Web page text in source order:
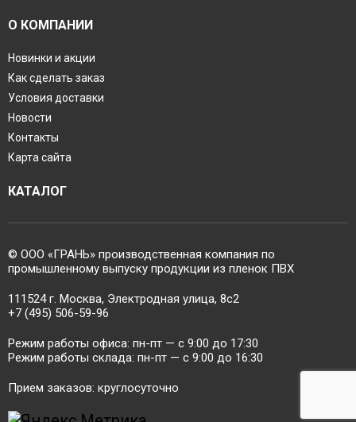
О КОМПАНИИ
Новинки и акции
Как сделать заказ
Условия доставки
Новости
Контакты
Карта сайта
КАТАЛОГ
© ООО «ГРАНЬ» производственная компания по
промышленному выпуску продукции из пленок ПВХ
111524 г. Москва, Электродная улица, 8с2
+7 (495) 506-59-96
Режим работы офиса: пн-пт — c 9:00 до 17:30
Режим работы склада: пн-пт — c 9:00 до 16:30
Прием заказов: круглосуточно